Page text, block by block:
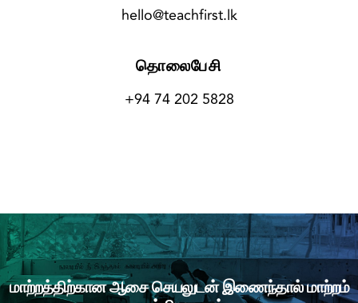
hello@teachfirst.lk
தொலைபேசி
+94 74 202 5828
மாற்றத்திற்கான ஆசை செயலுடன் இணைந்தால் மாற்றம்